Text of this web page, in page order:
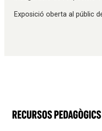
Exposició oberta al públic